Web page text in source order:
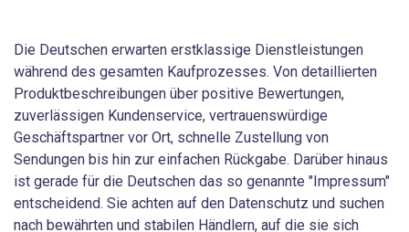
Die Deutschen erwarten erstklassige Dienstleistungen
während des gesamten Kaufprozesses. Von detaillierten
Produktbeschreibungen über positive Bewertungen,
zuverlässigen Kundenservice, vertrauenswürdige
Geschäftspartner vor Ort, schnelle Zustellung von
Sendungen bis hin zur einfachen Rückgabe. Darüber hinaus
ist gerade für die Deutschen das so genannte "Impressum"
entscheidend. Sie achten auf den Datenschutz und suchen
nach bewährten und stabilen Händlern, auf die sie sich